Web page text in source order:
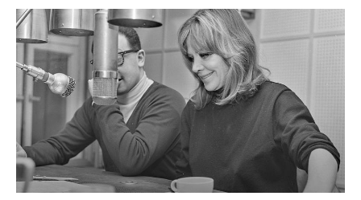
Bundesland von einer Koalition aus
CDU, SPD und FDP regiert.-
Umfragen, Prognosen,
Wahlprogramme, aktuelle Berichte
und Hintergründe zu den Parteien
und Kandidaten der anstehenden
Wahl.
mit großem Einfluss auf
aktuelle Weltgeschehen.
Sendungen Programm Podcasts
Audio-Archiv